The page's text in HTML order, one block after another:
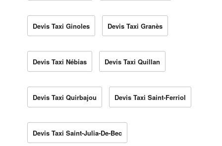
Devis Taxi Ginoles Devis Taxi Granès
Devis Taxi Nébias Devis Taxi Quillan
Devis Taxi Quirbajou Devis Taxi Saint-Ferriol
Devis Taxi Saint-Julia-De-Bec